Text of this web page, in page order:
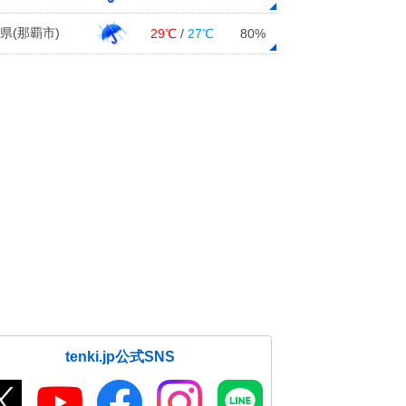
(那覇市) 29℃ / 27℃ 80%
tenki.jp公式SNS